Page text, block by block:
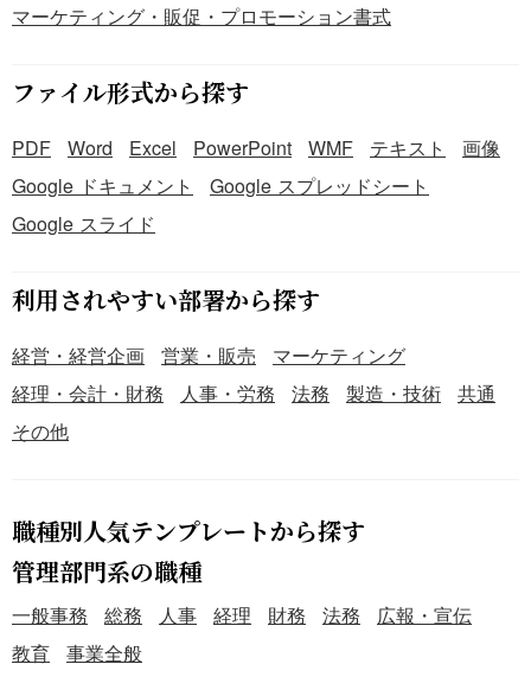
マーケティング・販促・プロモーション書式
ファイル形式から探す
PDF Word Excel PowerPoint WMF テキスト
画像
Google ドキュメント
Google スプレッドシート
Google スライド
利用されやすい部署から探す
経営・経営企画 営業・販売
マーケティング
経理・会計・財務
人事・労務 法務 製造・技術
共通
その他
職種別人気テンプレートから探す
管理部門系の職種
一般事務 総務 人事 経理 財務 法務
広報・宣伝
教育
事業全般